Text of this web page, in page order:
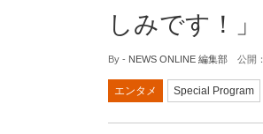
しみです！」
By - NEWS ONLINE 編集部 公開：
エンタメ Special Program